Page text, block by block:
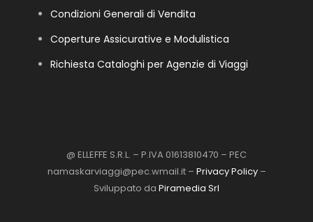
Condizioni Generali di Vendita
Coperture Assicurative e Modulistica
Richiesta Cataloghi per Agenzie di Viaggi
@ ELLEFFE S.R.L. – P.IVA 01613810470 – PEC
namaskarviaggi@pec.wmail.it – Privacy Policy–
Sviluppato da Piramedia Srl